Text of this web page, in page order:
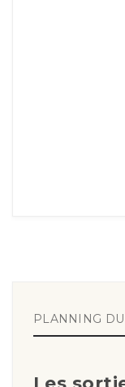
PLANNING